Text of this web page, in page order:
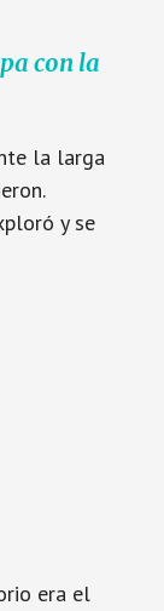
con la
la larga
y se
era el